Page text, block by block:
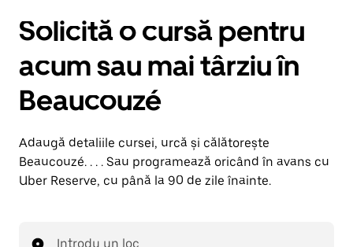
Solicită o cursă pentru
acum sau mai târziu în
Beaucouzé
Adaugă detaliile cursei, urcă și călătorește
Beaucouzé. . . . Sau programează oricând în avans cu
Uber Reserve, cu până la 90 de zile înainte.
Introdu un loc